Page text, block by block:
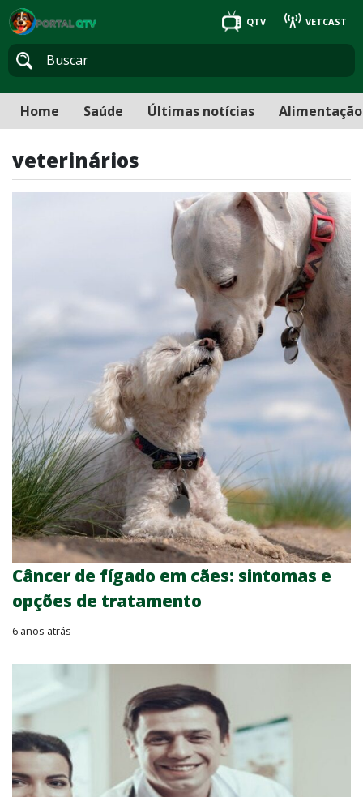
QTV VETCAST
Home Saúde Últimas notícias Alimentação
veterinários
Câncer de fígado em cães: sintomas e
opções de tratamento
6 anos atrás